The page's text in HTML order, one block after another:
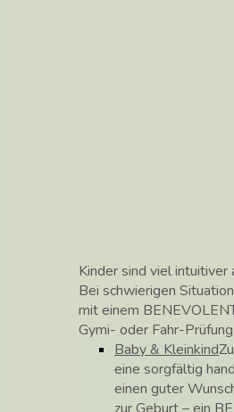
Kinder sind viel
Bei schwierigen
mit einem
Gymi- oder Fahr-
Baby & Kleinkind
eine sorgfältig
einen guter